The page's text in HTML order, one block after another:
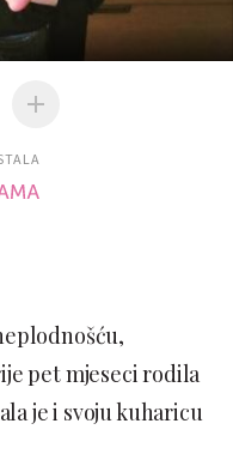
pet mjeseci rodila
je i svoju kuharicu